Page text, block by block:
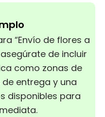
“Envío de flores a
de incluir
como zonas de
entrega y una
disponibles para